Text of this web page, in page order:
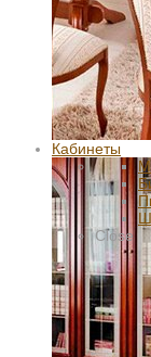
Кабинеты
Close